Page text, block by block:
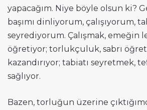
yapacağım. Niye böyle olsun ki?
başımı dinliyorum, çalışıyorum,
seyrediyorum. Çalışmak, emeğin
öğretiyor; torlukçuluk, sabrı
kazandırıyor; tabiatı seyretmek,
sağlıyor.
Bazen, torluğun üzerine